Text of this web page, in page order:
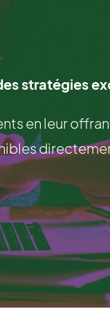
stratégies
en leur